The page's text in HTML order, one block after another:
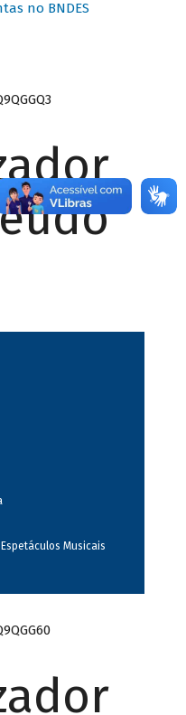
no BNDES
Musicais